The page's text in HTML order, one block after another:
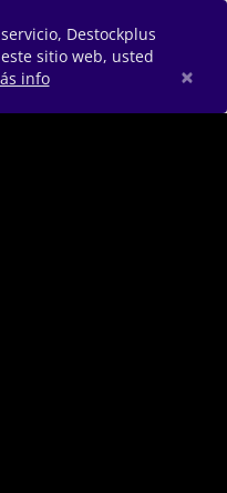
Destockplus
sitio web, usted
info ×